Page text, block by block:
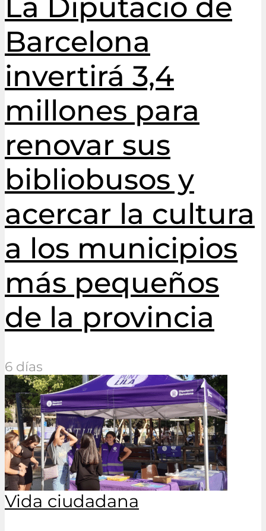
La Diputació de
Barcelona
invertirá 3,4
millones para
renovar sus
bibliobusos y
acercar la cultura
a los municipios
más pequeños
de la provincia
6 días
Vida ciudadana